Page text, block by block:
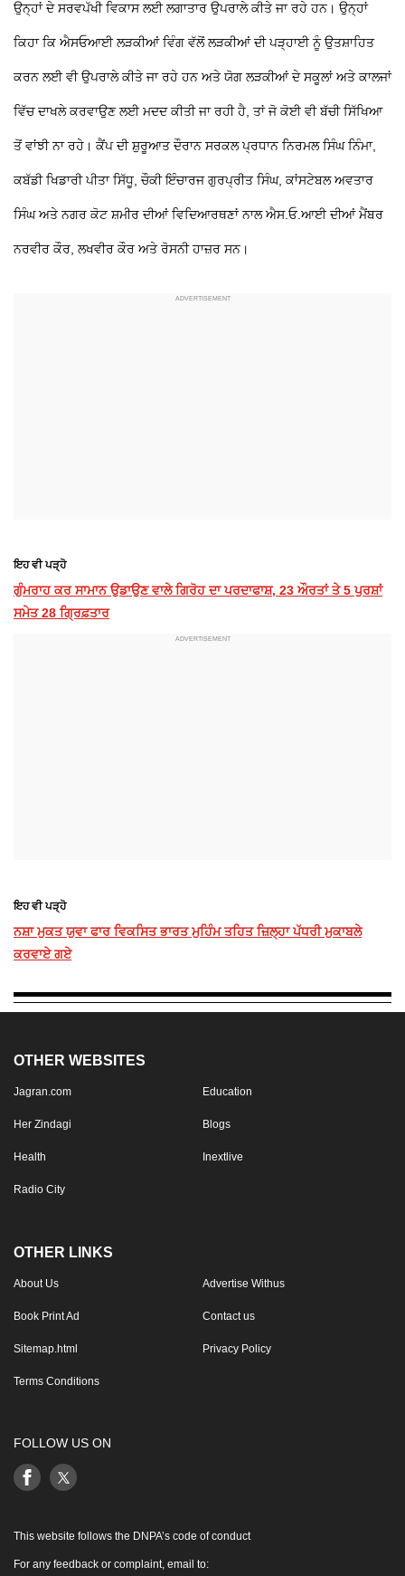
ਉਨ੍ਹਾਂ ਦੇ ਸਰਵਪੱਖੀ ਵਿਕਾਸ ਲਈ ਲਗਾਤਾਰ ਉਪਰਾਲੇ ਕੀਤੇ ਜਾ ਰਹੇ ਹਨ। ਉਨ੍ਹਾਂ
ਕਿਹਾ ਕਿ ਐਸਓਆਈ ਲੜਕੀਆਂ ਵਿੰਗ ਵੱਲੋਂ ਲੜਕੀਆਂ ਦੀ ਪੜ੍ਹਾਈ ਨੂੰ ਉਤਸ਼ਾਹਿਤ
ਕਰਨ ਲਈ ਵੀ ਉਪਰਾਲੇ ਕੀਤੇ ਜਾ ਰਹੇ ਹਨ ਅਤੇ ਯੋਗ ਲੜਕੀਆਂ ਦੇ ਸਕੂਲਾਂ ਅਤੇ ਕਾਲਜਾਂ
ਵਿੱਚ ਦਾਖਲੇ ਕਰਵਾਉਣ ਲਈ ਮਦਦ ਕੀਤੀ ਜਾ ਰਹੀ ਹੈ, ਤਾਂ ਜੋ ਕੋਈ ਵੀ ਬੱਚੀ ਸਿੱਖਿਆ
ਤੋਂ ਵਾਂਝੀ ਨਾ ਰਹੇ। ਕੈਂਪ ਦੀ ਸ਼ੁਰੂਆਤ ਦੌਰਾਨ ਸਰਕਲ ਪ੍ਰਧਾਨ ਨਿਰਮਲ ਸਿੰਘ ਨਿੰਮਾ,
ਕਬੱਡੀ ਖਿਡਾਰੀ ਪੀਤਾ ਸਿੱਧੂ, ਚੌਕੀ ਇੰਚਾਰਜ ਗੁਰਪ੍ਰੀਤ ਸਿੰਘ, ਕਾਂਸਟੇਬਲ ਅਵਤਾਰ
ਸਿੰਘ ਅਤੇ ਨਗਰ ਕੋਟ ਸ਼ਮੀਰ ਦੀਆਂ ਵਿਦਿਆਰਥਣਾਂ ਨਾਲ ਐਸ.ਓ.ਆਈ ਦੀਆਂ ਮੈਂਬਰ
ਨਰਵੀਰ ਕੌਰ, ਲਖਵੀਰ ਕੌਰ ਅਤੇ ਰੋਸਨੀ ਹਾਜ਼ਰ ਸਨ।
ਇਹ ਵੀ ਪੜ੍ਹੋ
ਗੁੰਮਰਾਹ ਕਰ ਸਾਮਾਨ ਉਡਾਉਣ ਵਾਲੇ ਗਿਰੋਹ ਦਾ ਪਰਦਾਫਾਸ਼, 23 ਔਰਤਾਂ ਤੇ 5 ਪੁਰਸ਼ਾਂ
ਸਮੇਤ 28 ਗ੍ਰਿਫ਼ਤਾਰ
ਇਹ ਵੀ ਪੜ੍ਹੋ
ਨਸ਼ਾ ਮੁਕਤ ਯੁਵਾ ਫਾਰ ਵਿਕਸਿਤ ਭਾਰਤ ਮੁਹਿੰਮ ਤਹਿਤ ਜ਼ਿਲ੍ਹਾ ਪੱਧਰੀ ਮੁਕਾਬਲੇ
ਕਰਵਾਏ ਗਏ
OTHER WEBSITES
Jagran.com Education
Her Zindagi Blogs
Health Inextlive
Radio City
OTHER LINKS
About Us Advertise Withus
Book Print Ad Contact us
Sitemap.html Privacy Policy
Terms Conditions
FOLLOW US ON
This website follows the DNPA’s code of conduct
For any feedback or complaint, email to: